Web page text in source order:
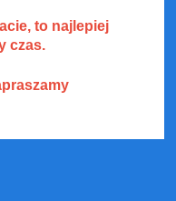
to najlepiej
czas.